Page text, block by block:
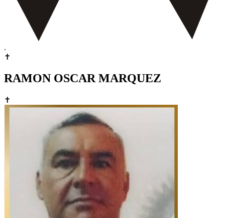
.
✝
RAMON OSCAR MARQUEZ
✝